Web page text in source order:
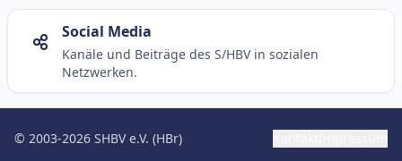
Social Media
Kanäle und Beiträge des S/HBV in sozialen
Netzwerken.
© 2003-2026 SHBV e.V. (HBr)